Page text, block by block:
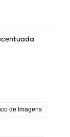
de Imagens